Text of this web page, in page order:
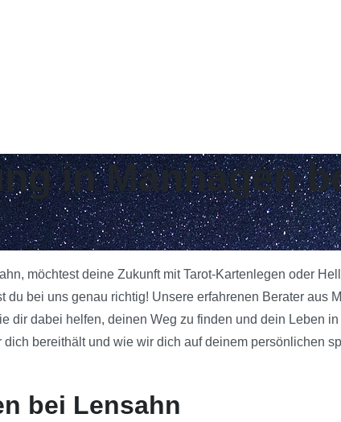
in Manhagen
möchtest deine Zukunft mit Tarot-Kartenlegen oder
bei uns genau richtig! Unsere erfahrenen Berater aus
dir dabei helfen, deinen Weg zu finden und dein Leben
bereithält und wie wir dich auf deinem persönlichen
bei Lensahn